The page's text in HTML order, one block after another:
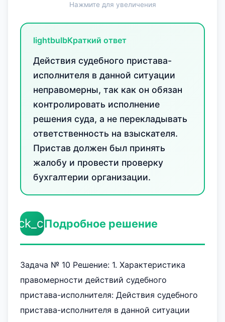
Нажмите для увеличения
lightbulbКраткий ответ
Действия судебного пристава-
исполнителя в данной ситуации
неправомерны, так как он обязан
контролировать исполнение
решения суда, а не перекладывать
ответственность на взыскателя.
Пристав должен был принять
жалобу и провести проверку
бухгалтерии организации.
Подробное решение
Задача № 10 Решение: 1. Характеристика
правомерности действий судебного
пристава-исполнителя: Действия судебного
пристава-исполнителя в данной ситуации